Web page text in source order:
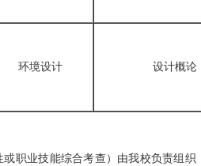
环境设计 设计概论
业技能综合考查）由我校负责组织